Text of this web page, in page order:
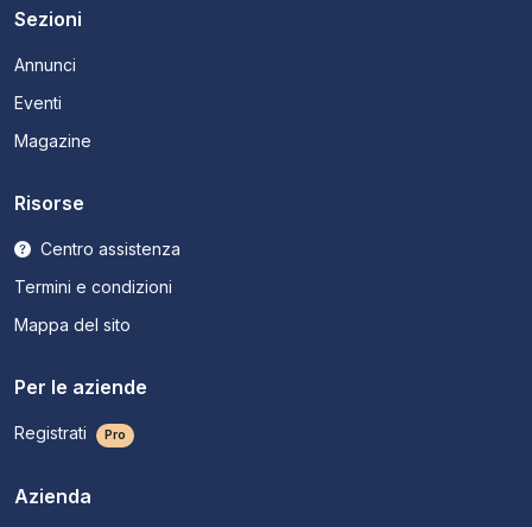
Sezioni
Annunci
Eventi
Magazine
Risorse
Centro assistenza
Termini e condizioni
Mappa del sito
Per le aziende
Registrati Pro
Azienda